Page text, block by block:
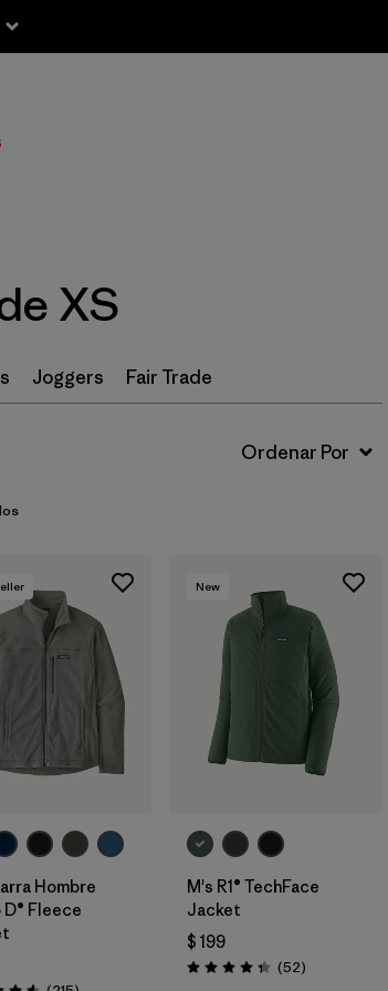
Gear
XS
Joggers Fair Trade
Hombre
Fleece
New
M's R1® TechFace
Jacket
$ 199
Valoración: 4.3 / 5
(52Comentarios
)